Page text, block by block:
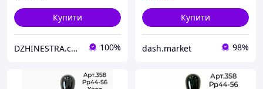
Купити
DZHINESTRA.com.ua Інтернет-магазин 100%
Купити
dash.market 98%